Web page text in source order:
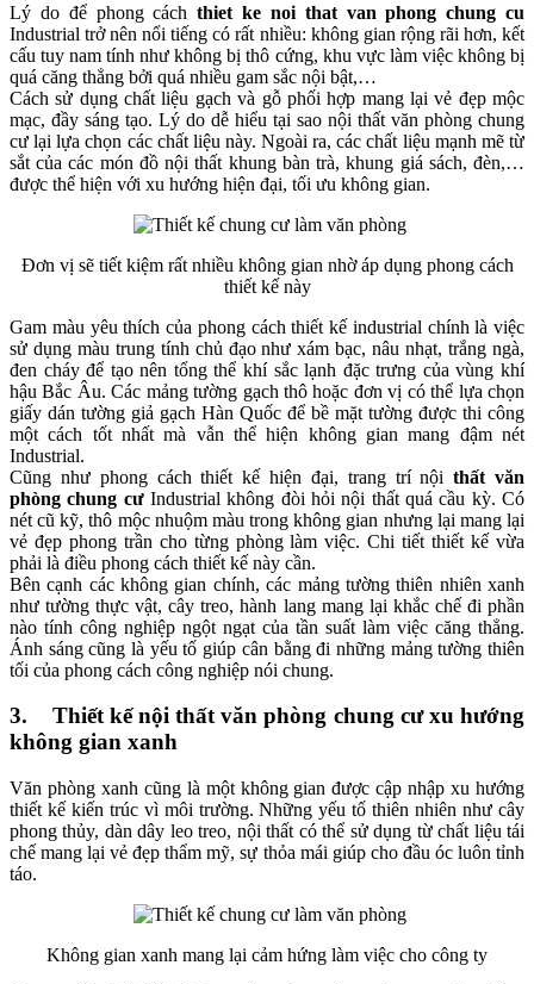
Lý do để phong cách thiet ke noi that van phong chung cu
Industrial trở nên nổi tiếng có rất nhiều: không gian rộng rãi hơn, kết
cấu tuy nam tính như không bị thô cứng, khu vực làm việc không bị
quá căng thẳng bởi quá nhiều gam sắc nội bật,…
Cách sử dụng chất liệu gạch và gỗ phối hợp mang lại vẻ đẹp mộc
mạc, đầy sáng tạo. Lý do dễ hiểu tại sao nội thất văn phòng chung
cư lại lựa chọn các chất liệu này. Ngoài ra, các chất liệu mạnh mẽ từ
sắt của các món đồ nội thất khung bàn trà, khung giá sách, đèn,…
được thể hiện với xu hướng hiện đại, tối ưu không gian.
Đơn vị sẽ tiết kiệm rất nhiều không gian nhờ áp dụng phong cách
thiết kế này
Gam màu yêu thích của phong cách thiết kế industrial chính là việc
sử dụng màu trung tính chủ đạo như xám bạc, nâu nhạt, trắng ngà,
đen cháy để tạo nên tổng thể khí sắc lạnh đặc trưng của vùng khí
hậu Bắc Âu. Các mảng tường gạch thô hoặc đơn vị có thể lựa chọn
giấy dán tường giả gạch Hàn Quốc để bề mặt tường được thi công
một cách tốt nhất mà vẫn thể hiện không gian mang đậm nét
Industrial.
Cũng như phong cách thiết kế hiện đại, trang trí nộithất văn
phòng chung cưIndustrial không đòi hỏi nội thất quá cầu kỳ. Có
nét cũ kỹ, thô mộc nhuộm màu trong không gian nhưng lại mang lại
vẻ đẹp phong trần cho từng phòng làm việc. Chi tiết thiết kế vừa
phải là điều phong cách thiết kế này cần.
Bên cạnh các không gian chính, các mảng tường thiên nhiên xanh
như tường thực vật, cây treo, hành lang mang lại khắc chế đi phần
nào tính công nghiệp ngột ngạt của tần suất làm việc căng thẳng.
Ánh sáng cũng là yếu tố giúp cân bằng đi những mảng tường thiên
tối của phong cách công nghiệp nói chung.
3. Thiết kế nội thất văn phòng chung cư xu hướng
không gian xanh
Văn phòng xanh cũng là một không gian được cập nhập xu hướng
thiết kế kiến trúc vì môi trường. Những yếu tố thiên nhiên như cây
phong thủy, dàn dây leo treo, nội thất có thể sử dụng từ chất liệu tái
chế mang lại vẻ đẹp thẩm mỹ, sự thỏa mái giúp cho đầu óc luôn tỉnh
táo.
Không gian xanh mang lại cảm hứng làm việc cho công ty